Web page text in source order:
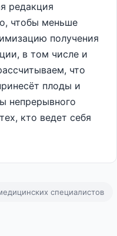
редакция
чтобы меньше
получения
в том числе и
что
плоды и
непрерывного
кто ведет себя
специалистов